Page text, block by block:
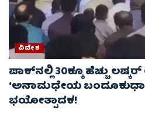
ವಿದೇಶ
ಪಾಕ್‌ನಲ್ಲಿ 30ಕ್ಕೂ ಹೆಚ್ಚು
‘ಅನಾಮಧೇಯ
ಭಯೋತ್ಪಾದಕ!